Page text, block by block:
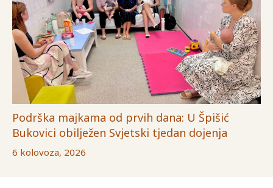
Podrška majkama od prvih dana: U Špišić
Bukovici obilježen Svjetski tjedan dojenja
6 kolovoza, 2026